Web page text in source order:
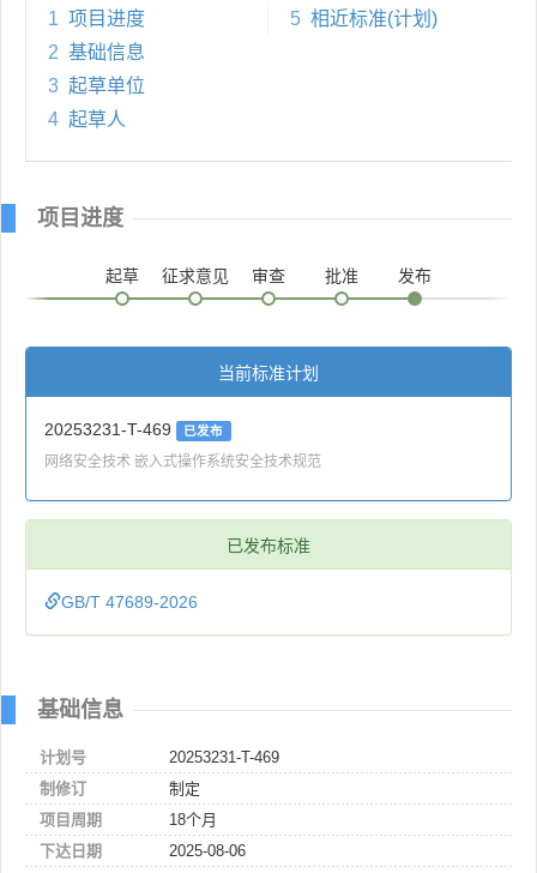
1 项目进度
2 基础信息
3 起草单位
4 起草人
5 相近标准(计划)
项目进度
起草 征求意见 审查 批准 发布
当前标准计划
20253231-T-469 已发布
网络安全技术 嵌入式操作系统安全技术规范
已发布标准
GB/T 47689-2026
基础信息
计划号
20253231-T-469
制修订
制定
项目周期
18个月
下达日期
2025-08-06